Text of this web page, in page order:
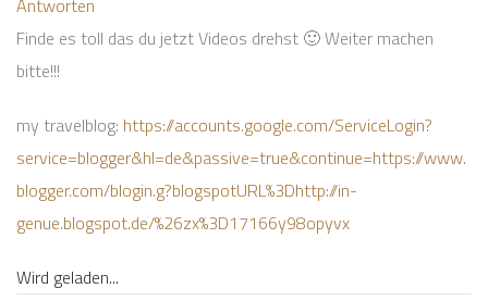
Finde es toll das du jetzt Videos drehst 🙂 Weiter machen
bitte!!!
my travelblog: https://accounts.google.com/ServiceLogin?
service=blogger&hl=de&passive=true&continue=https://www.
blogger.com/blogin.g?blogspotURL%3Dhttp://in-
genue.blogspot.de/%26zx%3D17166y98opyvx
Wird geladen...